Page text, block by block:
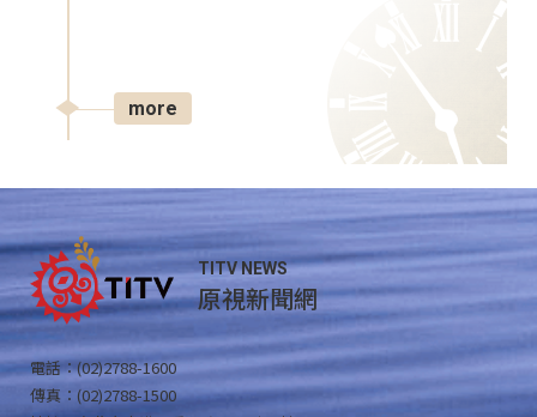
more
TITV NEWS
原視新聞網
電話：(02)2788-1600
傳真：(02)2788-1500